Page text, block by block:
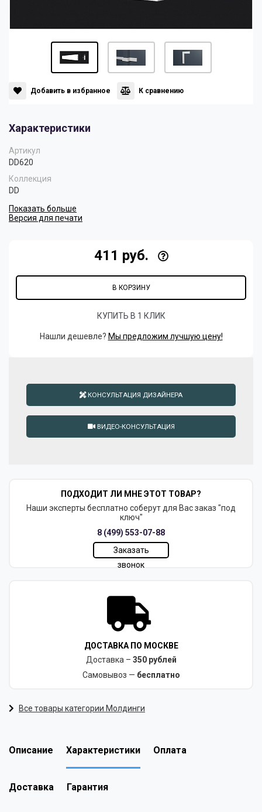
Пилястры
Плинтусы
Скрытое освещение
Нео Классика
Султан
Хай Тек
Цветные плинтусы
Добавить в избранное К сравнению
Характеристики
Артикул
DD620
Коллекция
DD
Показать больше
Версия для печати
411 руб.
В КОРЗИНУ
КУПИТЬ В 1 КЛИК
Нашли дешевле? Мы предложим лучшую цену!
КОНСУЛЬТАЦИЯ ДИЗАЙНЕРА
ВИДЕО-КОНСУЛЬТАЦИЯ
ПОДХОДИТ ЛИ МНЕ ЭТОТ ТОВАР?
Наши эксперты бесплатно соберут для Вас заказ "под
ключ"
8 (499) 553-07-88
Заказать
звонок
ДОСТАВКА ПО МОСКВЕ
Доставка – 350 рублей
Самовывоз — бесплатно
Все товары категории Молдинги
Описание Характеристики Оплата
Доставка Гарантия